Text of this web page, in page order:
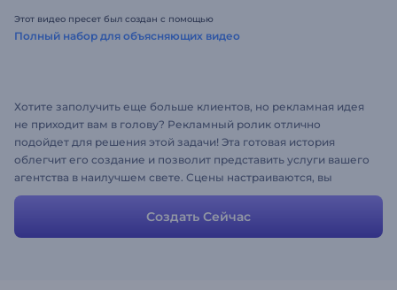
Этот видео пресет был создан с помощью
Полный набор для объясняющих видео
Хотите заполучить еще больше клиентов, но рекламная идея
не приходит вам в голову? Рекламный ролик отлично
подойдет для решения этой задачи! Эта готовая история
облегчит его создание и позволит представить услуги вашего
агентства в наилучшем свете. Сцены настраиваются, вы
можете изменять их добавляя собственные медиа-файлы и
описания. Сюжет облегчит создание видео, а вы получите
удовольствие от процесса!
Создать Сейчас